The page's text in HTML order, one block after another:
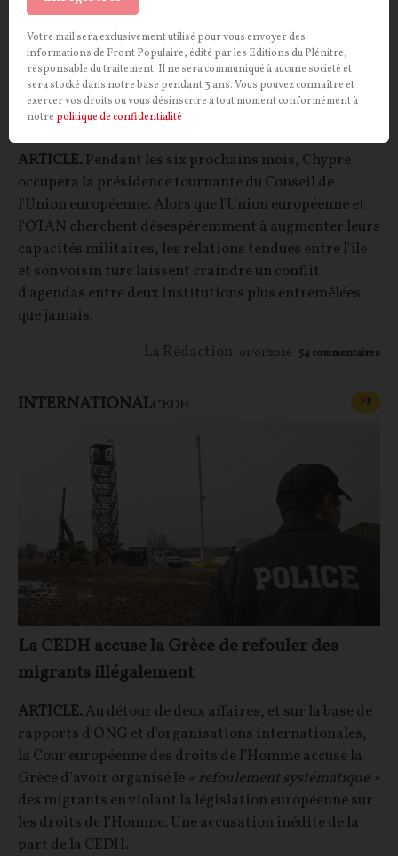
Avec la présidence chypriote du Conseil de
l’Union européenne, de l’eau dans le gaz
atlantiste ?
ARTICLE.Pendant les six prochains mois, Chypre
occupera la présidence tournante du Conseil de
l'Union européenne. Alors que l'Union européenne et
l'OTAN cherchent désespéremment à augmenter leurs
capacités militaires, les relations tendues entre l'île
et son voisin turc laissent craindre un conflit
d'agendas entre deux institutions plus entremêlées
que jamais.
La Rédaction 01/01/2026 54commentaires
INTERNATIONALCEDH FP
La CEDH accuse la Grèce de refouler des
migrants illégalement
ARTICLE.Au détour de deux affaires, et sur la base de
rapports d'ONG et d'organisations internationales,
la Cour européenne des droits de l’Homme accuse la
Grèce d’avoir organisé le « refoulement systématique »
des migrants en violant la législation européenne sur
les droits de l’Homme. Une accusation inédite de la
part de la CEDH.
Votre mail sera exclusivement utilisé pour vous envoyer des
informations de Front Populaire, édité par les Editions du Plénitre,
responsable du traitement. Il ne sera communiqué à aucune société et
sera stocké dans notre base pendant 3 ans. Vous pouvez connaître et
exercer vos droits ou vous désinscrire à tout moment conformément à
notre politique de confidentialité